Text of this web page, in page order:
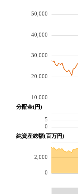
10,000
20,000
30,000
40,000
50,000
分配金(円)
0
5
純資産総額(百万円)
0
2,000